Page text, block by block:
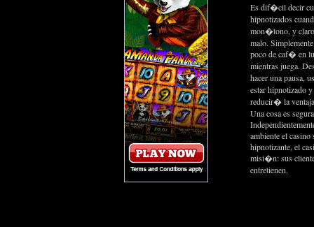
Es dif�cil decir
hipnotizados
mon�tono, y claro
malo.
poco de caf�en
mientras juega.
hacer una pausa,
estar hipnotizado
reducir� la
Una cosa es
ambiente el casino
hipnotizante, el
misi�n: sus
entretienen.